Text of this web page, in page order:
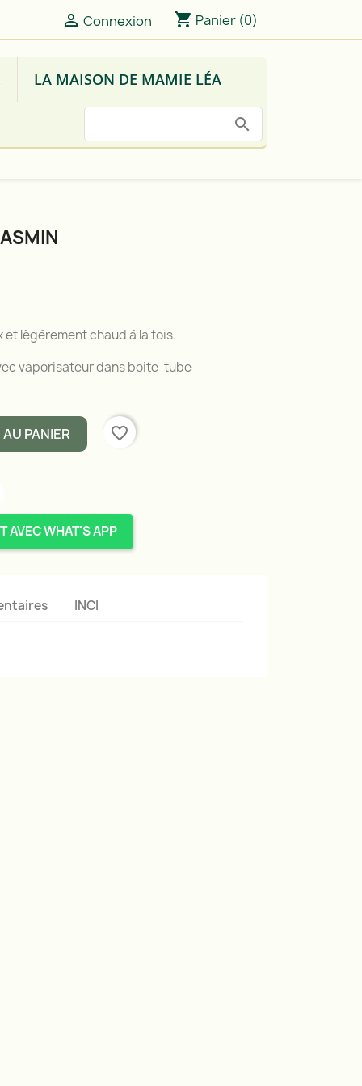
 Connexion shopping_cart Panier (0)
LA MAISON DE MAMIE LÉA
légèrement chaud à la fois.
vaporisateur dans boite-tube
PANIER favorite_border
AVEC WHAT'S APP
INCI